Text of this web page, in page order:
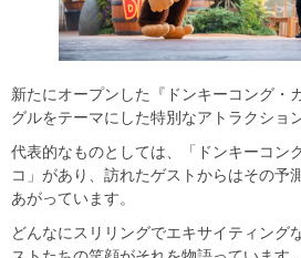
新たにオープンした『ドンキーコング・
グルをテーマにした特別なアトラクショ
代表的なものとしては、「ドンキーコン
コ」があり、訪れたゲストからはその予
あがっています。
どんなにスリリングでエキサイティング